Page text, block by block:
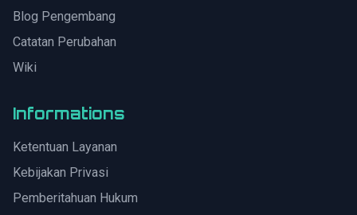
Blog Pengembang
Catatan Perubahan
Wiki
Informations
Ketentuan Layanan
Kebijakan Privasi
Pemberitahuan Hukum